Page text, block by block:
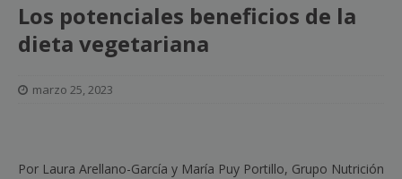
Los potenciales beneficios de la
dieta vegetariana
marzo 25, 2023
Por Laura Arellano-García y María Puy Portillo, Grupo Nutrición